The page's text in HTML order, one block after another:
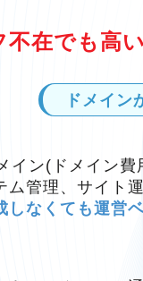
不在でも高
ドメイン
イン(ドメイン
ム管理、サイト
しなくても運営